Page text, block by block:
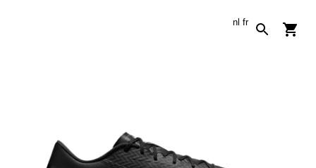
nl fr